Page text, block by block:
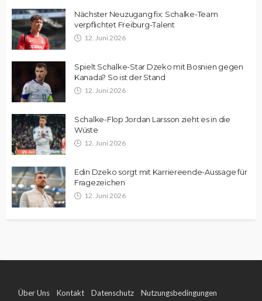
Nächster Neuzugang fix: Schalke-Team
verpflichtet Freiburg-Talent
12. Juni 2026
Spielt Schalke-Star Dzeko mit Bosnien gegen
Kanada? So ist der Stand
12. Juni 2026
Schalke-Flop Jordan Larsson zieht es in die
Wüste
12. Juni 2026
Edin Dzeko sorgt mit Karriereende-Aussage für
Fragezeichen
12. Juni 2026
Über Uns Kontakt Datenschutz Nutzungsbedingungen